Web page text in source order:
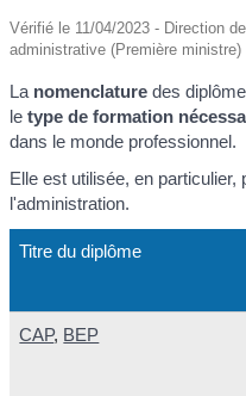
Vérifié le 11/04/2023 - Direction
administrative (Première ministre)
La nomenclature des
letype de formation
dans le monde professionnel.
Elle est utilisée, en
l'administration.
Titre du diplôme
CAP, BEP